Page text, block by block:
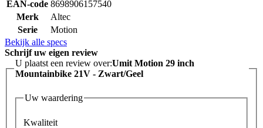
EAN-code 8698906157540
Merk
Altec
Serie
Motion
Bekijk alle specs
Schrijf uw eigen review
U plaatst een review over:Umit Motion 29 inch
Mountainbike 21V - Zwart/Geel
Uw waardering
Kwaliteit